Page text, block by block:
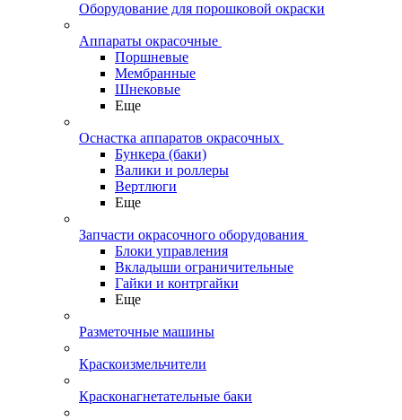
Оборудование для порошковой окраски
Аппараты окрасочные
Поршневые
Мембранные
Шнековые
Еще
Оснастка аппаратов окрасочных
Бункера (баки)
Валики и роллеры
Вертлюги
Еще
Запчасти окрасочного оборудования
Блоки управления
Вкладыши ограничительные
Гайки и контргайки
Еще
Разметочные машины
Краскоизмельчители
Красконагнетательные баки